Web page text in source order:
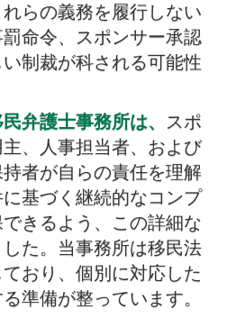
するよくある質問（FAQ）
らの義務を履行しない
命令、スポンサー承認
制裁が科される可能性
弁護士事務所は、
スポ
、人事担当者、および
者が自らの責任を理解
基づく継続的なコンプ
きるよう、この詳細な
た。当事務所は移民法
おり、個別に対応した
準備が整っています。